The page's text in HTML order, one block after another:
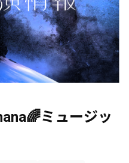
ミュージッ